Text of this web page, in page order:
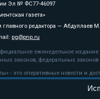
Эл № ФС77-46097
газета»
редактора — Абдуллаев
pg@pnp.ru
еженедельное
законов, федеральных
- это оперативные новости и
ссылка на pnp.ru
рекомендательные